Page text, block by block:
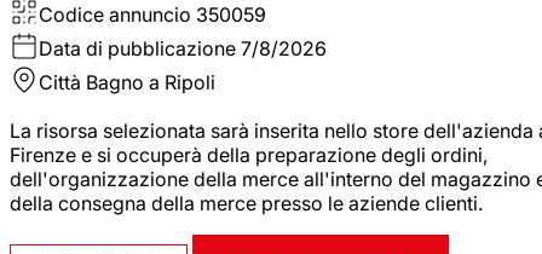
Codice annuncio 350059
Data di pubblicazione 7/8/2026
Città Bagno a Ripoli
La risorsa selezionata sarà inserita nello store dell'azienda
Firenze e si occuperà della preparazione degli ordini,
dell'organizzazione della merce all'interno del magazzino
della consegna della merce presso le aziende clienti.